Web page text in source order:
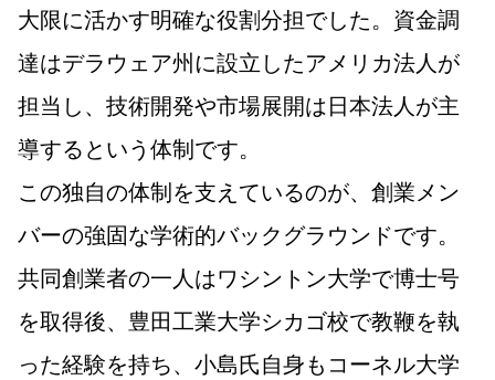
大限に活かす明確な役割分担でした。資金調
達はデラウェア州に設立したアメリカ法人が
担当し、技術開発や市場展開は日本法人が主
導するという体制です。
この独自の体制を支えているのが、創業メン
バーの強固な学術的バックグラウンドです。
共同創業者の一人はワシントン大学で博士号
を取得後、豊田工業大学シカゴ校で教鞭を執
った経験を持ち、小島氏自身もコーネル大学